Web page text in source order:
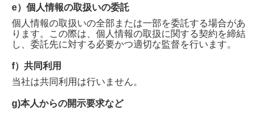
e）個人情報の取扱いの委託
個人情報の取扱いの全部または一部を委託する場合があ
ります。この際は、個人情報の取扱に関する契約を締結
し、委託先に対する必要かつ適切な監督を行います。
f）共同利用
当社は共同利用は行いません。
g)本人からの開示要求など